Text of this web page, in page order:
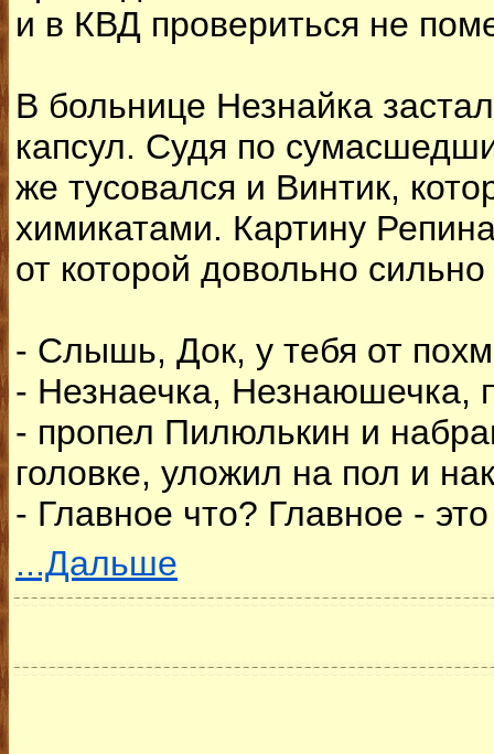
и в КВД провериться не
В больнице Незнайка
капсул. Судя по
же тусовался и Винтик,
химикатами. Картину
от которой довольно
- Слышь, Док, у тебя от
- Незнаечка, Незнаюшечка,
- пропел Пилюлькин и
головке, уложил на пол и
- Главное что? Главное -
...Дальше